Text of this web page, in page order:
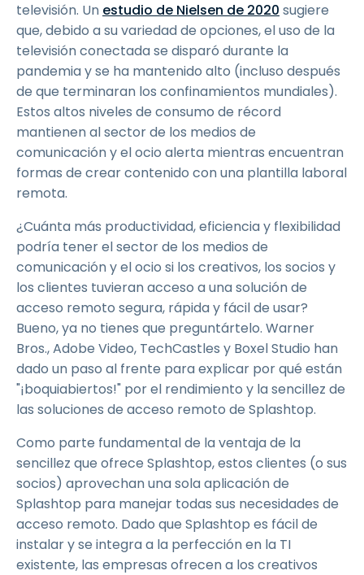
televisión. Un estudio de Nielsen de 2020 sugiere
que, debido a su variedad de opciones, el uso de la
televisión conectada se disparó durante la
pandemia y se ha mantenido alto (incluso después
de que terminaran los confinamientos mundiales).
Estos altos niveles de consumo de récord
mantienen al sector de los medios de
comunicación y el ocio alerta mientras encuentran
formas de crear contenido con una plantilla laboral
remota.
¿Cuánta más productividad, eficiencia y flexibilidad
podría tener el sector de los medios de
comunicación y el ocio si los creativos, los socios y
los clientes tuvieran acceso a una solución de
acceso remoto segura, rápida y fácil de usar?
Bueno, ya no tienes que preguntártelo. Warner
Bros., Adobe Video, TechCastles y Boxel Studio han
dado un paso al frente para explicar por qué están
"¡boquiabiertos!" por el rendimiento y la sencillez de
las soluciones de acceso remoto de Splashtop.
Como parte fundamental de la ventaja de la
sencillez que ofrece Splashtop, estos clientes (o sus
socios) aprovechan una sola aplicación de
Splashtop para manejar todas sus necesidades de
acceso remoto. Dado que Splashtop es fácil de
instalar y se integra a la perfección en la TI
existente, las empresas ofrecen a los creativos